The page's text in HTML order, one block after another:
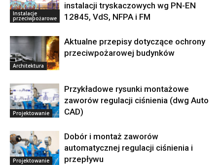
Instalacje
przeciwpożarowe
instalacji tryskaczowych wg PN-EN
12845, VdS, NFPA i FM
Architektura
Aktualne przepisy dotyczące ochrony
przeciwpożarowej budynków
Projektowanie
Przykładowe rysunki montażowe
zaworów regulacji ciśnienia (dwg Auto
CAD)
Projektowanie
Dobór i montaż zaworów
automatycznej regulacji ciśnienia i
przepływu